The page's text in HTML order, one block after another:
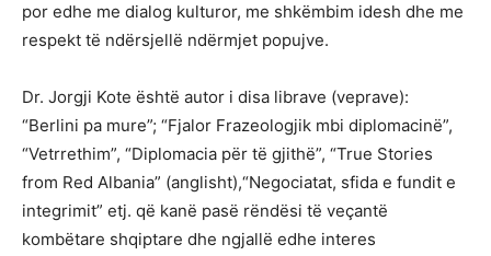
por edhe me dialog kulturor, me shkëmbim idesh dhe me
respekt të ndërsjellë ndërmjet popujve.
Dr. Jorgji Kote është autor i disa librave (veprave):
“Berlini pa mure”; “Fjalor Frazeologjik mbi diplomacinë”,
“Vetrrethim”, “Diplomacia për të gjithë”, “True Stories
from Red Albania” (anglisht),“Negociatat, sfida e fundit e
integrimit” etj. që kanë pasë rëndësi të veçantë
kombëtare shqiptare dhe ngjallë edhe interes